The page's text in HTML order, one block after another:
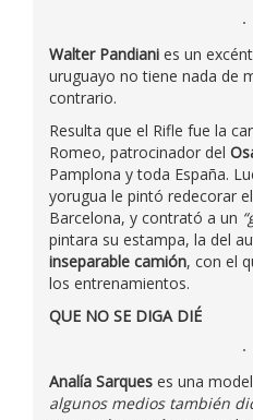
Walter Pandiani es un
uruguayo no tiene nada de
contrario.
Resulta que el Rifle fue la
Romeo, patrocinador del
Pamplona y toda España.
yorugua le pintó redecorar
Barcelona, y contrató a un
pintara su estampa, la del
inseparable camión, con el
los entrenamientos.
QUE NO SE DIGA DIÉ
Analía Sarques es una
algunos medios también